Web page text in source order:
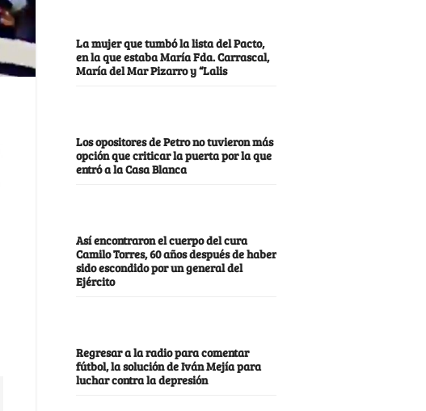
La mujer que tumbó la lista del Pacto,
en la que estaba María Fda. Carrascal,
María del Mar Pizarro y “Lalis
Los opositores de Petro no tuvieron más
opción que criticar la puerta por la que
entró a la Casa Blanca
Así encontraron el cuerpo del cura
Camilo Torres, 60 años después de haber
sido escondido por un general del
Ejército
Regresar a la radio para comentar
fútbol, la solución de Iván Mejía para
luchar contra la depresión